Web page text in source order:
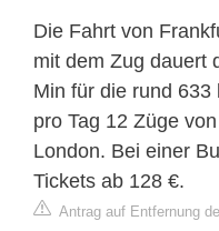
Die Fahrt von
mit dem Zug dauert
Min für die rund
pro Tag 12 Züge
London. Bei einer
Tickets ab 128 €.
Antrag auf Entfernung